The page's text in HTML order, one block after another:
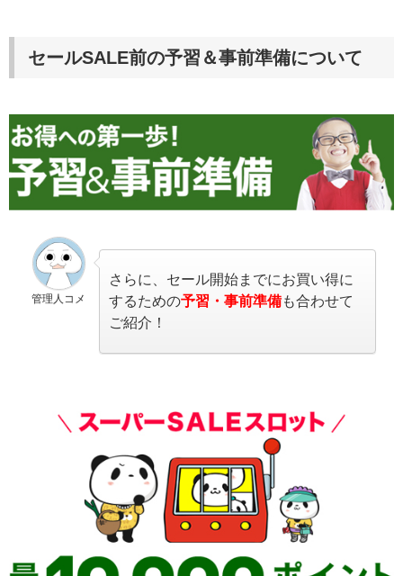
セールSALE前の予習＆事前準備について
管理人コメ
さらに、セール開始までにお買い得に
するための予習・事前準備も合わせて
ご紹介！